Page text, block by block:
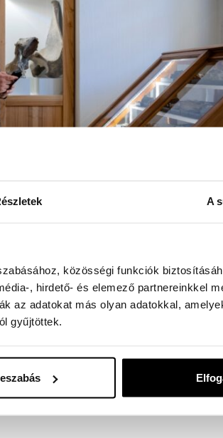
A
közösségi funkciók
, hirdető- és elemező partnereinkkel
az adatokat más olyan adatokkal,
gyűjtöttek.
című regényéből Frazon Zsófia, a
kristályok, állati és növényi
és gondolkodjanak róluk, majd tudásuk
látványtár megformálását a nyitottság
fogalmak és az ige mondatai kötik
tudományos érdeklődés, amelyben a